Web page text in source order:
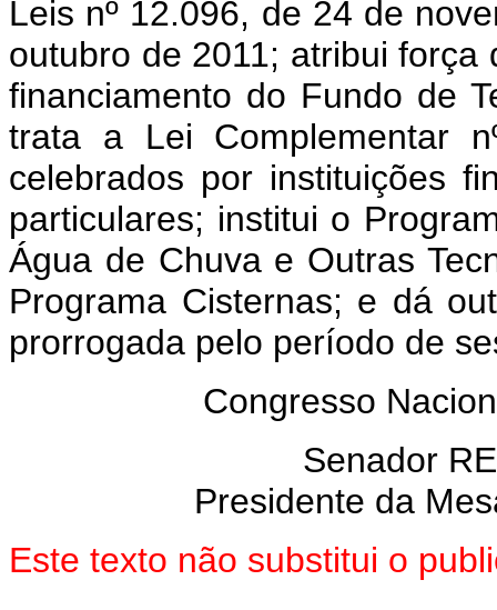
Leis nº 12.096, de 24 de
outubro de 2011; atribui
financiamento do Fundo de
trata a Lei Complementar
celebrados por instituições
particulares; institui o
Água de Chuva e Outras
Programa Cisternas; e dá
prorrogada pelo período de
Congresso
Senador
Presidente da
Este texto não substitui o